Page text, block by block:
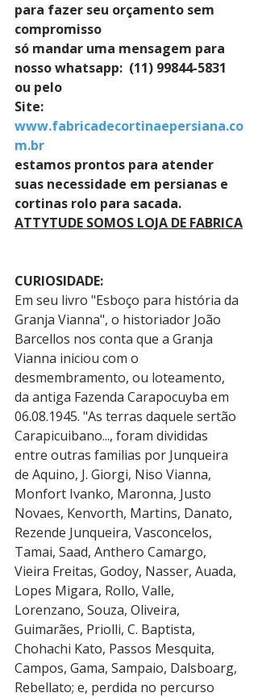
para fazer seu orçamento sem
compromisso
só mandar uma mensagem para
nosso whatsapp:  (11) 99844-5831
ou pelo
Site:
www.fabricadecortinaepersiana.co
m.br
estamos prontos para atender
suas necessidade em persianas e
cortinas rolo para sacada.
ATTYTUDE SOMOS LOJA DE FABRICA
CURIOSIDADE:
Em seu livro "Esboço para história da
Granja Vianna", o historiador João
Barcellos nos conta que a Granja
Vianna iniciou com o
desmembramento, ou loteamento,
da antiga Fazenda Carapocuyba em
06.08.1945. "As terras daquele sertão
Carapicuibano..., foram divididas
entre outras familias por Junqueira
de Aquino, J. Giorgi, Niso Vianna,
Monfort Ivanko, Maronna, Justo
Novaes, Kenvorth, Martins, Danato,
Rezende Junqueira, Vasconcelos,
Tamai, Saad, Anthero Camargo,
Vieira Freitas, Godoy, Nasser, Auada,
Lopes Migara, Rollo, Valle,
Lorenzano, Souza, Oliveira,
Guimarães, Priolli, C. Baptista,
Chohachi Kato, Passos Mesquita,
Campos, Gama, Sampaio, Dalsboarg,
Rebellato; e, perdida no percurso